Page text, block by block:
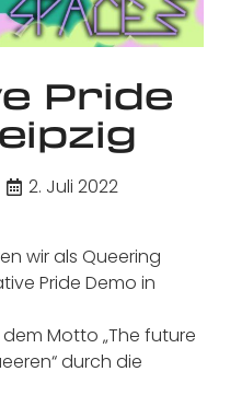
Pride
2. Juli 2022
wir als Queering
Pride Demo in
Motto „The future
durch die